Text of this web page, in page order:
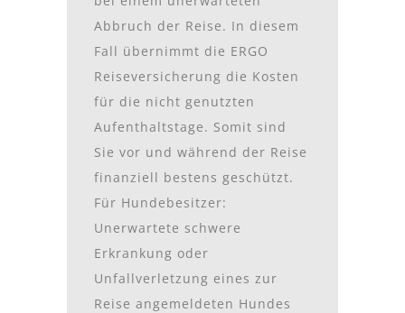
Abbruch der Reise. In diesem
Fall übernimmt die ERGO
Reiseversicherung die Kosten
für die nicht genutzten
Aufenthaltstage. Somit sind
Sie vor und während der Reise
finanziell bestens geschützt.
Für Hundebesitzer:
Unerwartete schwere
Erkrankung oder
Unfallverletzung eines zur
Reise angemeldeten Hundes